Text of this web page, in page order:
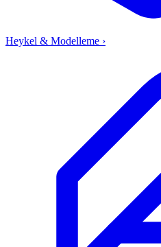
Heykel & Modelleme ›